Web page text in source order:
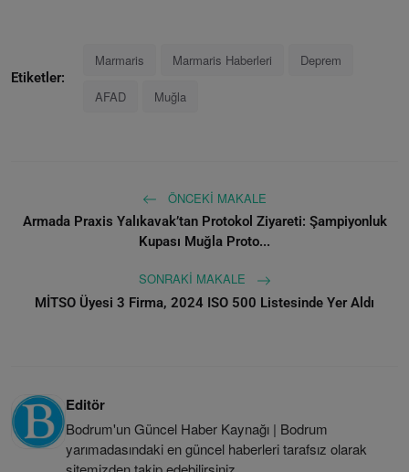
Etiketler:
Marmaris Marmaris Haberleri Deprem
AFAD Muğla
ÖNCEKI MAKALE
Armada Praxis Yalıkavak’tan Protokol Ziyareti: Şampiyonluk
Kupası Muğla Proto...
SONRAKI MAKALE
MİTSO Üyesi 3 Firma, 2024 ISO 500 Listesinde Yer Aldı
Editör
Bodrum'un Güncel Haber Kaynağı | Bodrum
yarımadasındaki en güncel haberleri tarafsız olarak